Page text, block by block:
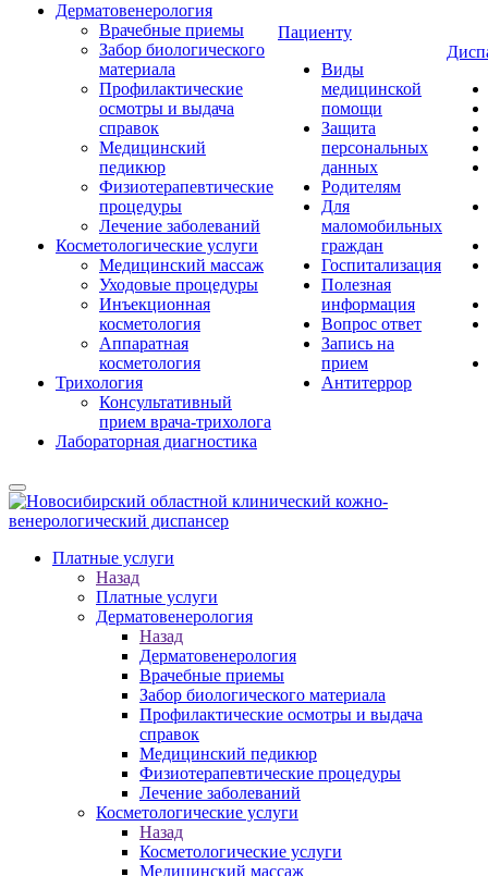
Дерматовенерология
Врачебные приемы
Забор биологического
материала
Профилактические
осмотры и выдача
справок
Медицинский
педикюр
Физиотерапевтические
процедуры
Лечение заболеваний
Косметологические услуги
Медицинский массаж
Уходовые процедуры
Инъекционная
косметология
Аппаратная
косметология
Трихология
Консультативный
прием врача-трихолога
Лабораторная диагностика
Пациенту
Виды
медицинской
помощи
Защита
персональных
данных
Родителям
Для
маломобильных
граждан
Госпитализация
Полезная
информация
Вопрос ответ
Запись на
прием
Антитеррор
Платные услуги
Назад
Платные услуги
Дерматовенерология
Назад
Дерматовенерология
Врачебные приемы
Забор биологического материала
Профилактические осмотры и выдача
справок
Медицинский педикюр
Физиотерапевтические процедуры
Лечение заболеваний
Косметологические услуги
Назад
Косметологические услуги
Медицинский массаж